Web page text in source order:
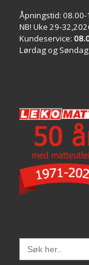
Åpningstid: 08.00-
NB! Uke 29-
Kundeservice:
Lørdag og
Search
for: